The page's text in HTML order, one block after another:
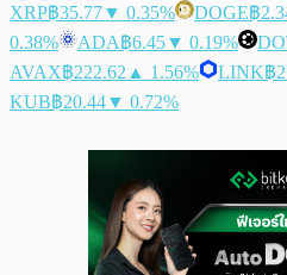
XRP฿35.77▼ 0.35% DOGE฿
0.38%
ADA฿6.45▼ 0.19%
AVAX฿222.62 ▲ 1.56% LINK฿
KUB฿20.44▼ 0.72%